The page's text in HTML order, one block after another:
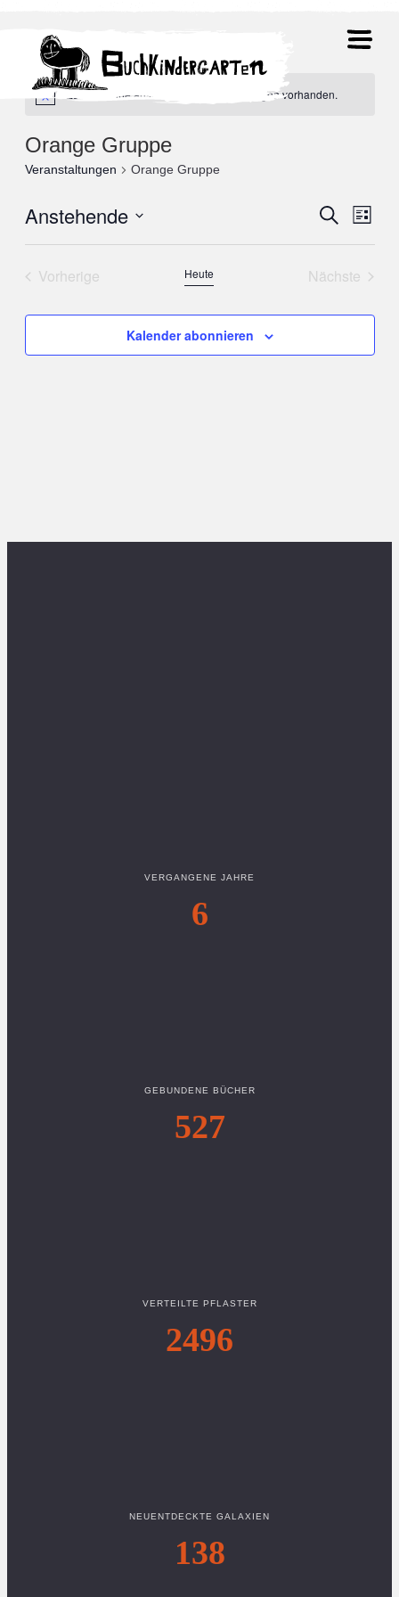
Es sind keine anstehenden Veranstaltungen vorhanden.
Orange Gruppe
Veranstaltungen Orange Gruppe
Suche
und
Suche
Liste
Anstehende
Vorherige
Heute
Nächste
Kalender abonnieren
VERGANGENE JAHRE
6
GEBUNDENE BÜCHER
527
VERTEILTE PFLASTER
2496
NEUENTDECKTE GALAXIEN
138